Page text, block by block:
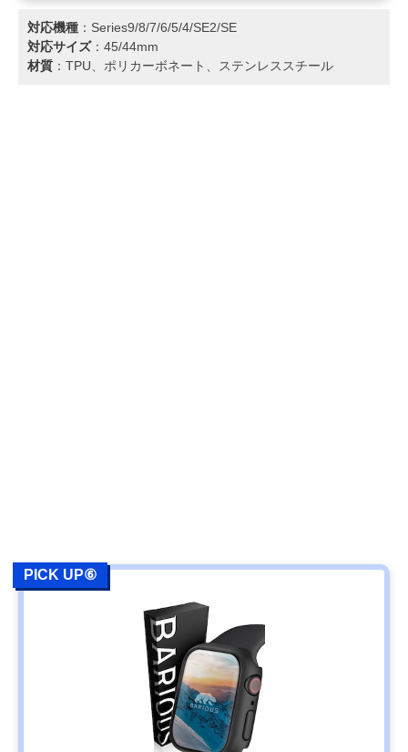
対応機種 ：Series9/8/7/6/5/4/SE2/SE
対応サイズ：45/44mm
材質 ：TPU、ポリカーボネート、ステンレススチール
PICK UP⑥